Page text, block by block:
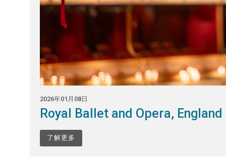
2026年01月08日
Royal Ballet and Opera, England
了解更多